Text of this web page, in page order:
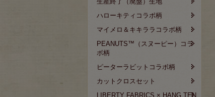
ハローキティコラボ柄
マイメロ＆キキララコラボ柄
PEANUTS™（スヌーピー）コラ
ボ柄
ピーターラビットコラボ柄
カットクロスセット
LIBERTY FABRICS × HANG TEN